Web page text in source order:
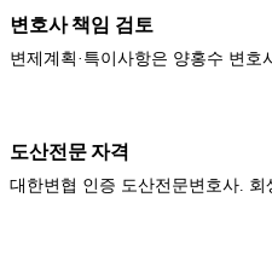
변호사 책임 검토
변제계획·특이사항은 양홍수 변호
도산전문 자격
대한변협 인증 도산전문변호사. 회